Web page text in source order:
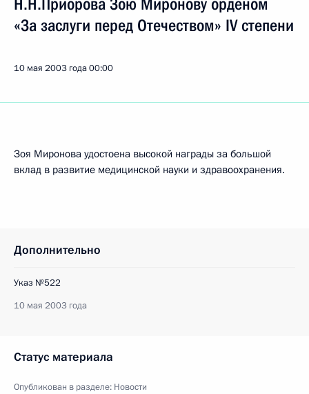
Н.Н.Приорова Зою Миронову орденом
«За заслуги перед Отечеством» IV степени
10 мая 2003 года00:00
Зоя Миронова удостоена высокой награды за большой
вклад в развитие медицинской науки и здравоохранения.
Дополнительно
Указ №522
10 мая 2003 года
Статус материала
Опубликован в разделе: Новости